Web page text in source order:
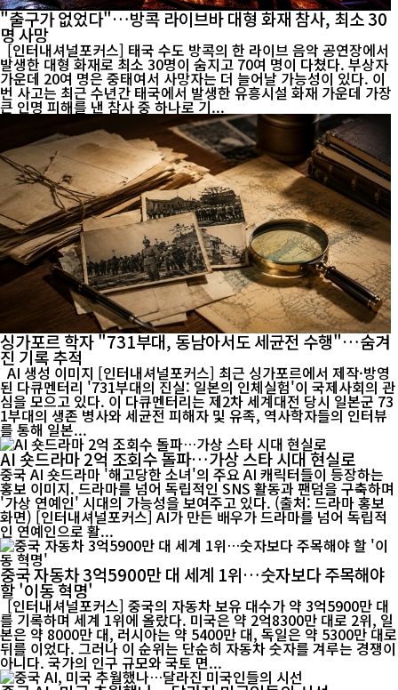
"출구가 없었다"…방콕 라이브바 대형 화재 참사, 최소 30
명 사망
[인터내셔널포커스] 태국 수도 방콕의 한 라이브 음악 공연장에서
발생한 대형 화재로 최소 30명이 숨지고 70여 명이 다쳤다. 부상자
가운데 20여 명은 중태여서 사망자는 더 늘어날 가능성이 있다. 이
번 사고는 최근 수년간 태국에서 발생한 유흥시설 화재 가운데 가장
큰 인명 피해를 낸 참사 중 하나로 기...
싱가포르 학자 "731부대, 동남아서도 세균전 수행"…숨겨
진 기록 추적
AI 생성 이미지 [인터내셔널포커스] 최근 싱가포르에서 제작·방영
된 다큐멘터리 '731부대의 진실: 일본의 인체실험'이 국제사회의 관
심을 모으고 있다. 이 다큐멘터리는 제2차 세계대전 당시 일본군 73
1부대의 생존 병사와 세균전 피해자 및 유족, 역사학자들의 인터뷰
를 통해 일본...
AI 숏드라마 2억 조회수 돌파…가상 스타 시대 현실로
중국 AI 숏드라마 '해고당한 소녀'의 주요 AI 캐릭터들이 등장하는
홍보 이미지. 드라마를 넘어 독립적인 SNS 활동과 팬덤을 구축하며
'가상 연예인' 시대의 가능성을 보여주고 있다. (출처: 드라마 홍보
화면) [인터내셔널포커스] AI가 만든 배우가 드라마를 넘어 독립적
인 연예인으로 활...
중국 자동차 3억5900만 대 세계 1위…숫자보다 주목해야
할 '이동 혁명'
[인터내셔널포커스] 중국의 자동차 보유 대수가 약 3억5900만 대
를 기록하며 세계 1위에 올랐다. 미국은 약 2억8300만 대로 2위, 일
본은 약 8000만 대, 러시아는 약 5400만 대, 독일은 약 5300만 대로
뒤를 이었다. 그러나 이 순위는 단순히 자동차 숫자를 겨루는 경쟁이
아니다. 국가의 인구 규모와 국토 면...